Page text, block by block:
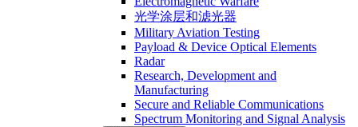
光学涂层和滤光器
Military Aviation Testing
Payload & Device Optical Elements
Radar
Research, Development and
Manufacturing
Secure and Reliable Communications
Spectrum Monitoring and Signal Analysis